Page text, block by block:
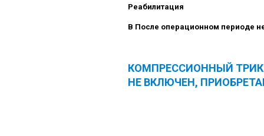
Реабилитация
В После операционном периоде
КОМПРЕССИОННЫЙ
НЕ ВКЛЮЧЕН,